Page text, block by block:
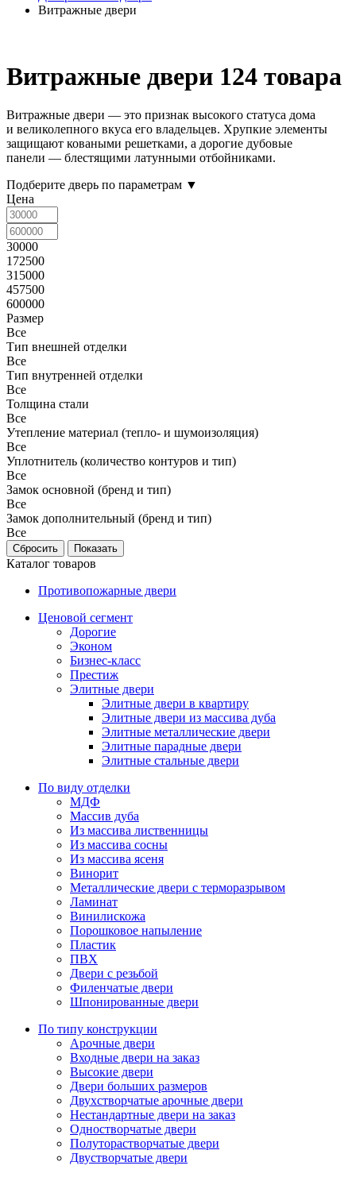
Витражные двери
Витражные двери 124 товара
Витражные двери — это признак высокого статуса дома
и великолепного вкуса его владельцев. Хрупкие элементы
защищают коваными решетками, а дорогие дубовые
панели — блестящими латунными отбойниками.
Подберите дверь по параметрам ▼
Цена
30000
172500
315000
457500
600000
Размер
Все
Тип внешней отделки
Все
Тип внутренней отделки
Все
Толщина стали
Все
Утепление материал (тепло- и шумоизоляция)
Все
Уплотнитель (количество контуров и тип)
Все
Замок основной (бренд и тип)
Все
Замок дополнительный (бренд и тип)
Все
Каталог товаров
Противопожарные двери
Ценовой сегмент
Дорогие
Эконом
Бизнес-класс
Престиж
Элитные двери
Элитные двери в квартиру
Элитные двери из массива дуба
Элитные металлические двери
Элитные парадные двери
Элитные стальные двери
По виду отделки
МДФ
Массив дуба
Из массива лиственницы
Из массива сосны
Из массива ясеня
Винорит
Металлические двери с терморазрывом
Ламинат
Винилискожа
Порошковое напыление
Пластик
ПВХ
Двери с резьбой
Филенчатые двери
Шпонированные двери
По типу конструкции
Арочные двери
Входные двери на заказ
Высокие двери
Двери больших размеров
Двухстворчатые арочные двери
Нестандартные двери на заказ
Одностворчатые двери
Полуторастворчатые двери
Двустворчатые двери